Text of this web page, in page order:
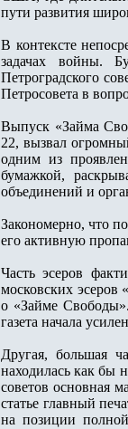
пути развития
В контексте
задачах войны.
Петроградского
Петросовета в
Выпуск «Займа
22, вызвал
одним из
бумажкой,
объединений и
Закономерно, что
его активную
Часть эсеров
московских эсеров
о «Займе
газета начала
Другая, большая
находилась как бы
советов основная
статье главный
на позиции